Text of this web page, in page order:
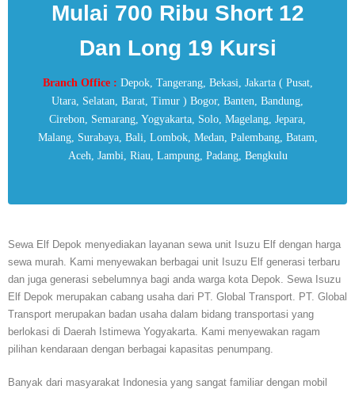
Mulai 700 Ribu Short 12
Dan Long 19 Kursi
Branch Office : Depok, Tangerang, Bekasi, Jakarta ( Pusat,
Utara, Selatan, Barat, Timur ) Bogor, Banten, Bandung,
Cirebon, Semarang, Yogyakarta, Solo, Magelang, Jepara,
Malang, Surabaya, Bali, Lombok, Medan, Palembang, Batam,
Aceh, Jambi, Riau, Lampung, Padang, Bengkulu
Sewa Elf Depok menyediakan layanan sewa unit Isuzu Elf dengan harga
sewa murah. Kami menyewakan berbagai unit Isuzu Elf generasi terbaru
dan juga generasi sebelumnya bagi anda warga kota Depok. Sewa Isuzu
Elf Depok merupakan cabang usaha dari PT. Global Transport. PT. Global
Transport merupakan badan usaha dalam bidang transportasi yang
berlokasi di Daerah Istimewa Yogyakarta. Kami menyewakan ragam
pilihan kendaraan dengan berbagai kapasitas penumpang.
Banyak dari masyarakat Indonesia yang sangat familiar dengan mobil